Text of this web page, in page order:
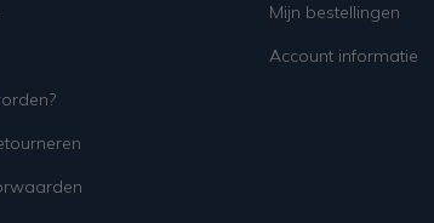
Mijn bestellingen
Account informatie